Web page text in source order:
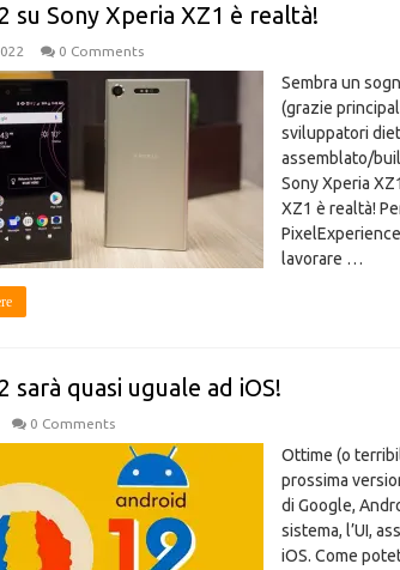
su Sony Xperia XZ1 è realtà!
0 Comments
Sembra un
(grazie
sviluppatori
assemblato/
Sony Xperia
XZ1 è realtà!
lavorare …
sarà quasi uguale ad iOS!
0 Comments
Ottime (o
prossima
di Google,
sistema, l’UI,
iOS. Come